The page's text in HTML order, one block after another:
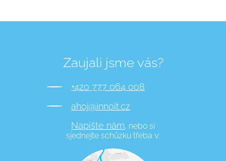
Zaujali jsme vás?
+420 777 064 008
ahoj@innoit.cz
Napište nám, nebo si
sjednejte schůzku třeba v: